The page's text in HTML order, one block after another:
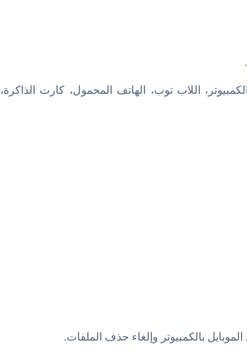
اللاب توب، الهاتف المحمول، كارت الذاكرة،
بالكمبيوتر وإلغاء حذف الملفات.